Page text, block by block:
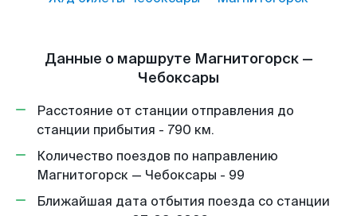
Данные о маршруте Магнитогорск —
Чебоксары
Расстояние от станции отправления до
станции прибытия - 790 км.
Количество поездов по направлению
Магнитогорск — Чебоксары - 99
Ближайшая дата отбытия поезда со станции